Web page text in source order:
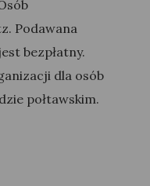
Podawana
bezpłatny.
dla osób
połtawskim.